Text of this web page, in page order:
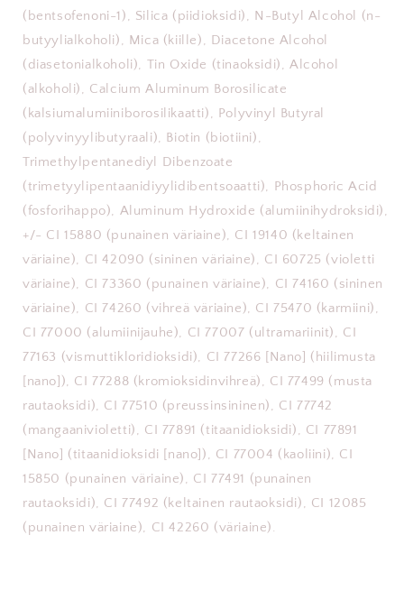
(bentsofenoni-1), Silica (piidioksidi), N-Butyl Alcohol (n-
butyylialkoholi), Mica (kiille), Diacetone Alcohol
(diasetonialkoholi), Tin Oxide (tinaoksidi), Alcohol
(alkoholi), Calcium Aluminum Borosilicate
(kalsiumalumiiniborosilikaatti), Polyvinyl Butyral
(polyvinyylibutyraali), Biotin (biotiini),
Trimethylpentanediyl Dibenzoate
(trimetyylipentaanidiyylidibentsoaatti), Phosphoric Acid
(fosforihappo), Aluminum Hydroxide (alumiinihydroksidi),
+/- CI 15880 (punainen väriaine), CI 19140 (keltainen
väriaine), CI 42090 (sininen väriaine), CI 60725 (violetti
väriaine), CI 73360 (punainen väriaine), CI 74160 (sininen
väriaine), CI 74260 (vihreä väriaine), CI 75470 (karmiini),
CI 77000 (alumiinijauhe), CI 77007 (ultramariinit), CI
77163 (vismuttikloridioksidi), CI 77266 [Nano] (hiilimusta
[nano]), CI 77288 (kromioksidinvihreä), CI 77499 (musta
rautaoksidi), CI 77510 (preussinsininen), CI 77742
(mangaanivioletti), CI 77891 (titaanidioksidi), CI 77891
[Nano] (titaanidioksidi [nano]), CI 77004 (kaoliini), CI
15850 (punainen väriaine), CI 77491 (punainen
rautaoksidi), CI 77492 (keltainen rautaoksidi), CI 12085
(punainen väriaine), CI 42260 (väriaine).